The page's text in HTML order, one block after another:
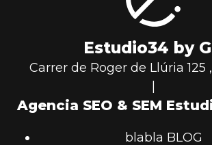
Estudio34 by
Carrer de Roger de Llúria 125 ,
Agencia SEO & SEM
blabla BLOG